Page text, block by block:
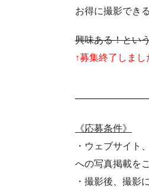
お得に撮影でき
興味ある！とい
↑募集終了しまし
《応募条件》
・ウェブサイト
への写真掲載を
・撮影後、撮影